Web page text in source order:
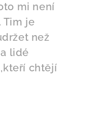
mi není
Tim je
než
lidé
chtějí